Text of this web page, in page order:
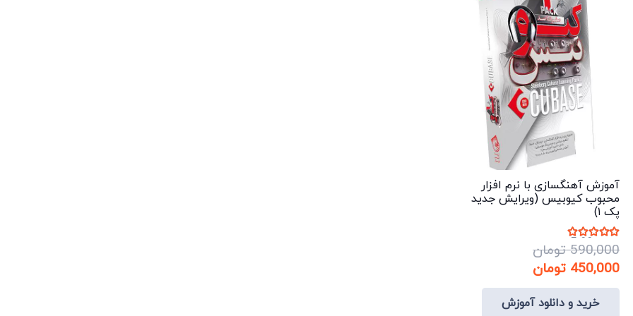
گزینه
ها
ممکن
است
در
صفحه
محصول
انتخاب
شوند
آموزش آهنگسازی با نرم افزار
محبوب کیوبیس (ویرایش جدید
پک ۱)
نمره 5.00 از 5 590,000 تومان
قیمت
اصلی:
590,000 تومان
450,000 تومانقیمت
فعلی:
450,000 تومان.
خرید و دانلود آموزش